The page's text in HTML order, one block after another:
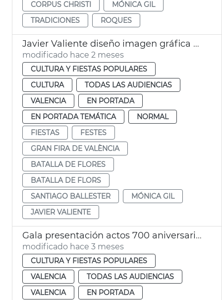
CORPUS CHRISTI
MÓNICA GIL
TRADICIONES
ROQUES
Javier Valiente diseño imagen gráfica Gran Fira València
modificado hace 2 meses
CULTURA Y FIESTAS POPULARES
CULTURA
TODAS LAS AUDIENCIAS
VALENCIA
EN PORTADA
EN PORTADA TEMÁTICA
NORMAL
FIESTAS
FESTES
GRAN FIRA DE VALÈNCIA
BATALLA DE FLORES
BATALLA DE FLORS
SANTIAGO BALLESTER
MÓNICA GIL
JAVIER VALIENTE
Gala presentación actos 700 aniversario Corpus Christi València
modificado hace 3 meses
CULTURA Y FIESTAS POPULARES
VALENCIA
TODAS LAS AUDIENCIAS
VALENCIA
EN PORTADA